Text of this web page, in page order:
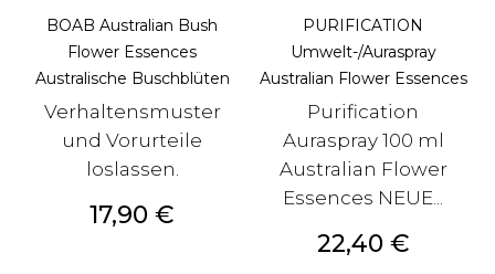
BOAB Australian Bush
Flower Essences
Australische Buschblüten
Verhaltensmuster
und Vorurteile
loslassen.
Preis
17,90 €
PURIFICATION
Umwelt-/Auraspray
Australian Flower Essences
Purification
Auraspray 100 ml
Australian Flower
Essences NEUE...
Preis
22,40 €